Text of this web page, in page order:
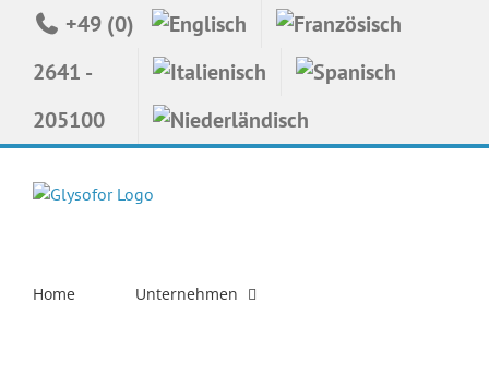
Inhalt
springen
+49 (0)
2641 -
205100
Home Unternehmen